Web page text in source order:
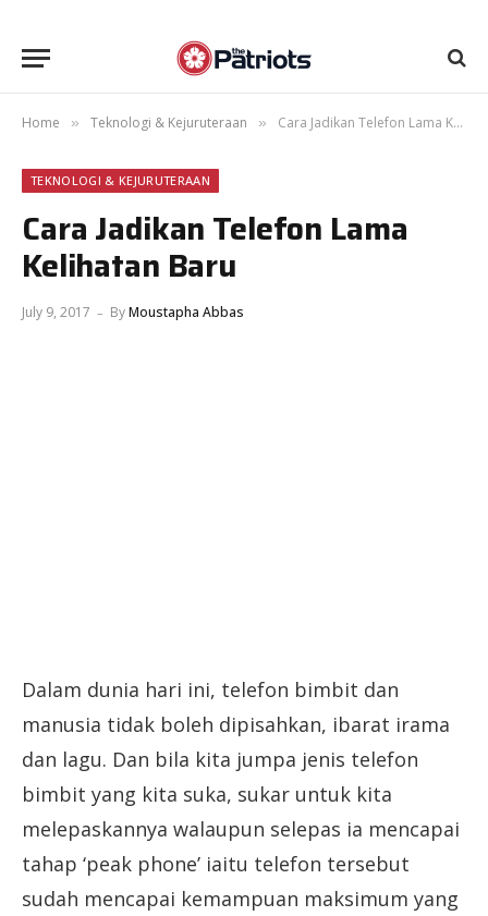
Home » Teknologi & Kejuruteraan » Cara Jadikan Telefon Lama Kelihatan Baru
TEKNOLOGI & KEJURUTERAAN
Cara Jadikan Telefon Lama
Kelihatan Baru
July 9, 2017 ByMoustapha Abbas
Dalam dunia hari ini, telefon bimbit dan
manusia tidak boleh dipisahkan, ibarat irama
dan lagu. Dan bila kita jumpa jenis telefon
bimbit yang kita suka, sukar untuk kita
melepaskannya walaupun selepas ia mencapai
tahap ‘peak phone’ iaitu telefon tersebut
sudah mencapai kemampuan maksimum yang